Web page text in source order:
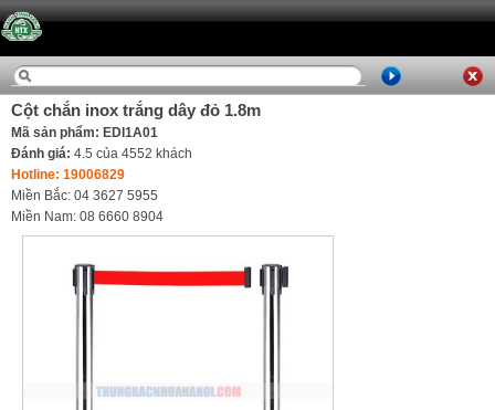
Cột chắn inox trắng dây đỏ 1.8m
Mã sản phẩm: EDI1A01
Đánh giá: 4.5 của 4552 khách
Hotline: 19006829
Miền Bắc: 04 3627 5955
Miền Nam: 08 6660 8904